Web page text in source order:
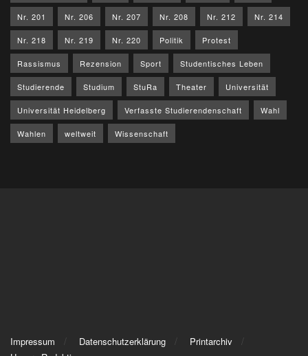
Nr. 201 Nr. 206 Nr. 207 Nr. 208 Nr. 212 Nr. 214
Nr. 218 Nr. 219 Nr. 220 Politik Protest
Rassismus Rezension Sport Studentisches Leben
Studierende Studium StuRa Theater Universität
Universität Heidelberg Verfasste Studierendenschaft Wahl
Wahlen weltweit Wissenschaft
Impressum Datenschutzerklärung
Printarchiv